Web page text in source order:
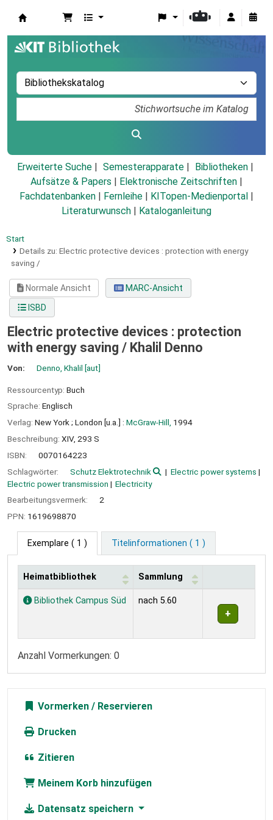
Erweiterte Suche Semesterapparate
Bibliotheken
Aufsätze & Papers
Elektronische Zeitschriften
Fachdatenbanken
Fernleihe KITopen-Medienportal
Literaturwunsch
Kataloganleitung
Start
Details zu: Electric protective devices : protection with energy
saving /
Normale Ansicht
MARC-Ansicht
ISBD
Electric protective devices : protection
with energy saving / Khalil Denno
Von: Denno, Khalil [aut]
Ressourcentyp: Buch
Sprache: Englisch
Verlag: New York ; London [u.a.] : McGraw-Hill, 1994
Beschreibung: XIV, 293 S
ISBN:
0070164223
Schlagwörter:
Schutz Elektrotechnik
Electric power systems
Electric power transmission
Electricity
Bearbeitungsvermerk:
2
PPN: 1619698870
Exemplare ( 1 ) Titelinformationen ( 1 )
Exemplare
Heimatbibliothek Sammlung
Bibliothek Campus Süd nach 5.60
Anzahl Vormerkungen: 0
Vormerken
Drucken
Zitieren
Meinem Korb hinzufügen
Datensatz speichern